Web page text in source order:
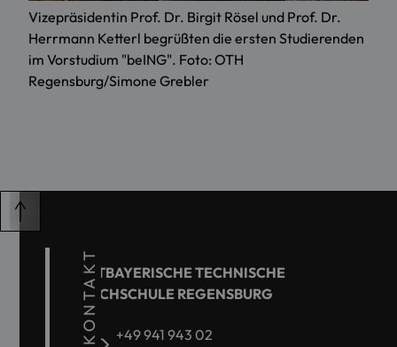
Vizepräsidentin Prof. Dr. Birgit Rösel und Prof. Dr.
Herrmann Ketterl begrüßten die ersten Studierenden
im Vorstudium "beING". Foto: OTH
Regensburg/Simone Grebler
KONTAKT
OSTBAYERISCHE TECHNISCHE
HOCHSCHULE REGENSBURG
+49 941 943 02